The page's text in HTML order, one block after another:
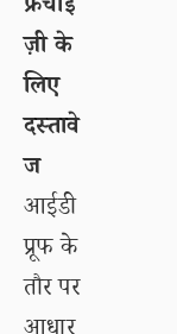
फ्रैंचाइ
ज़ी के
लिए
दस्तावे
ज
आईडी
प्रूफ के
तौर पर